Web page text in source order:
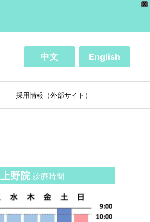
X
中文 English
採用情報（外部サイト）
上野院 診療時間